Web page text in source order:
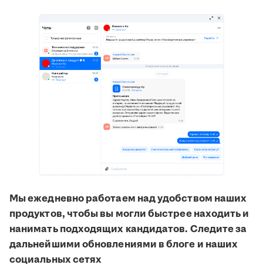
Мы ежедневно работаем над удобством наших
продуктов, чтобы вы могли быстрее находить и
нанимать подходящих кандидатов. Следите за
дальнейшими обновлениями в блоге и наших
социальных сетях